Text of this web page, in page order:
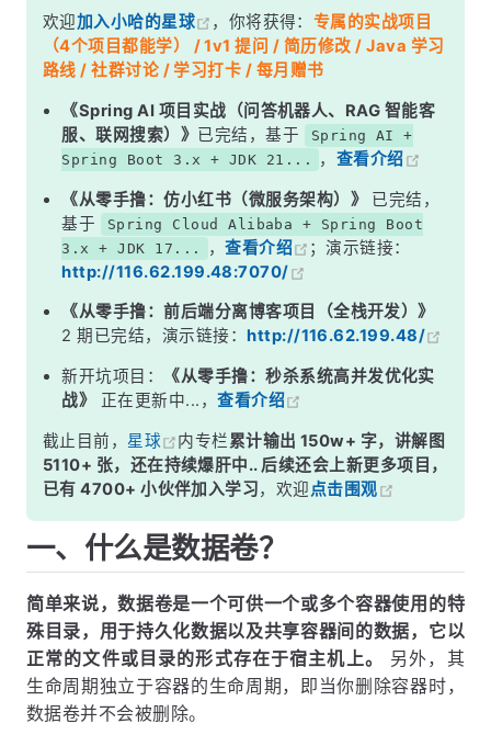
三、数据卷特性
四、挂载数据卷
4.1 volume (最常用的方式)
4.2 bind mount（比较常用的方式）
五、Volume 使用
5.1 创建一个数据卷
5.3 查看数据卷信息
5.4 运行容器时挂载数据卷
删除数据卷
bind mount 使用
欢迎加入小哈的星球 ，你将获得： 专属的实战项目
（4个项目都能学） / 1v1 提问 / 简历修改 / Java 学习
路线 / 社群讨论 / 学习打卡 / 每月赠书
《Spring AI 项目实战（问答机器人、RAG 智能客
服、联网搜索）》 已完结，基于
Spring AI +
Spring Boot 3.x + JDK 21...
， 查看介绍
《从零手撸：仿小红书（微服务架构）》
已完结，
基于
Spring Cloud Alibaba + Spring Boot
3.x + JDK 17...
，查看介绍
；演示链接：
http://116.62.199.48:7070/
《从零手撸：前后端分离博客项目（全栈开发）》
2 期已完结，演示链接： http://116.62.199.48/
新开坑项目：
《从零手撸：秒杀系统高并发优化实
战》
正在更新中...，查看介绍
截止目前， 星球 内专栏累计输出 150w+ 字，讲解图
5110+ 张，还在持续爆肝中.. 后续还会上新更多项目，
已有 4700+ 小伙伴加入学习，欢迎点击围观
一、什么是数据卷？
简单来说，数据卷是一个可供一个或多个容器使用的特
殊目录，用于持久化数据以及共享容器间的数据，它以
正常的文件或目录的形式存在于宿主机上。
另外，其
生命周期独立于容器的生命周期，即当你删除容器时，
数据卷并不会被删除。